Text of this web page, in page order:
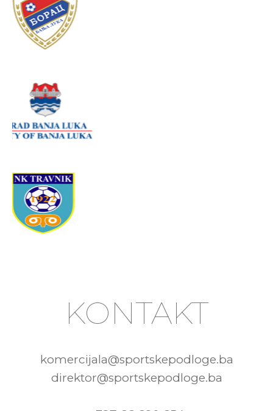
KONTAKT
komercijala@sportskepodloge.ba
direktor@sportskepodloge.ba